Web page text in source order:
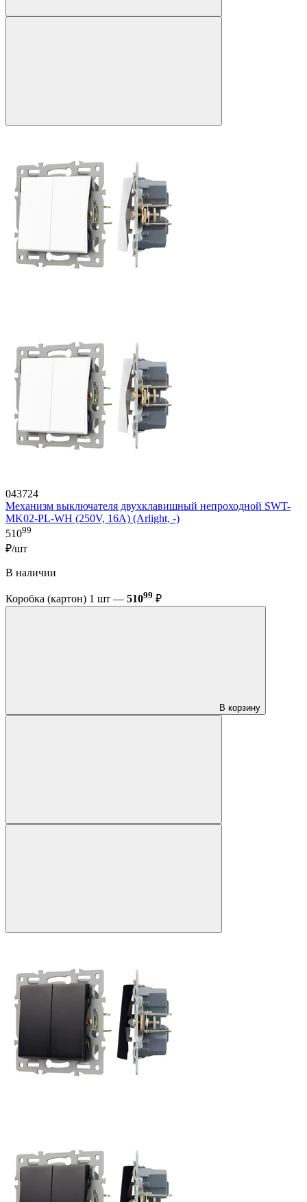
043724
Механизм выключателя двухклавишный непроходной SWT-
MK02-PL-WH (250V, 16A) (Arlight, -)
51099
₽/шт
В наличии
Коробка (картон) 1 шт — 51099 ₽
В корзину